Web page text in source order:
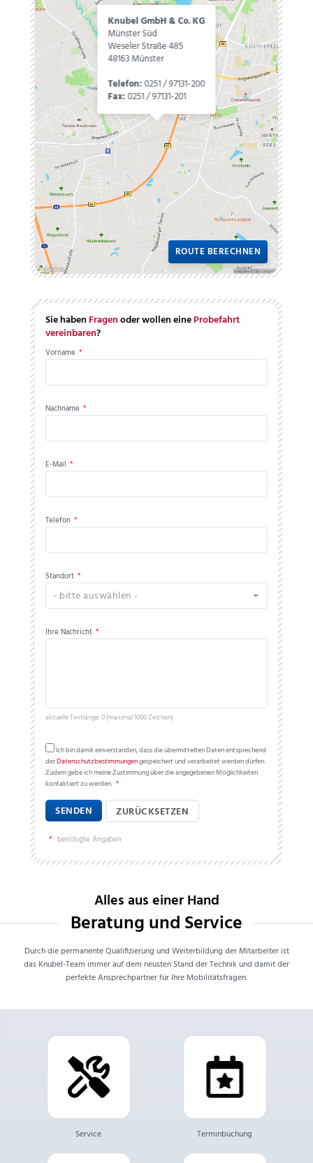
Knubel GmbH & Co. KG
Münster Süd
Weseler Straße 485
48163 Münster
Telefon:0251 / 97131-200
Fax:0251 / 97131-201
ROUTE BERECHNEN
Sie haben Fragenoder wollen eineProbefahrt
vereinbaren?
Vorname *
Nachname *
E-Mail *
Telefon *
Standort *
- bitte auswählen -
Ihre Nachricht *
aktuelle Textlänge: 0 (maximal 1000 Zeichen)
Ich bin damit einverstanden, dass die übermittelten Daten entsprechend
derDatenschutzbestimmungengespeichert und verarbeitet werden dürfen.
Zudem gebe ich meine Zustimmung über die angegebenen Möglichkeiten
kontaktiert zu werden. *
SENDEN ZURÜCKSETZEN
* benötigte Angaben
Alles aus einer Hand
Beratung und Service
Durch die permanente Qualifizierung und Weiterbildung der Mitarbeiter ist
das Knubel-Team immer auf dem neusten Stand der Technik und damit der
perfekte Ansprechpartner für Ihre Mobilitätsfragen.
Service Terminbuchung